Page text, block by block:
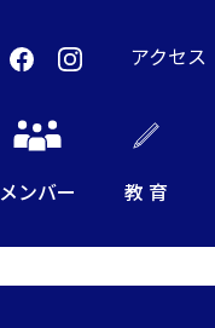
メンバー 教 育
アクセス